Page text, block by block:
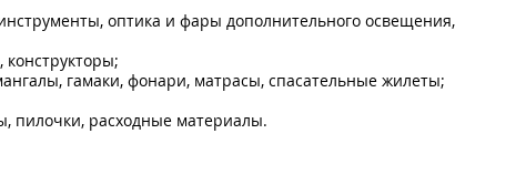
оптика и фары дополнительного освещения,
гамаки, фонари, матрасы, спасательные жилеты;
пилочки, расходные материалы.